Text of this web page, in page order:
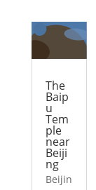
The
Baip
u
Tem
ple
near
Beiji
ng
Beijin